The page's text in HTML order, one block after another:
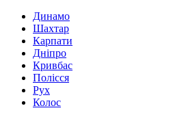
Динамо
Шахтар
Карпати
Дніпро
Кривбас
Полісся
Рух
Колос